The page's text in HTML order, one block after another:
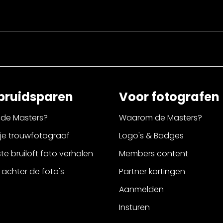
Masters?
trouwfotograaf
bruiloft foto verhalen
achter de foto's
Voor fotografen
Waarom de Masters?
Logo's & Badges
Members content
Partner kortingen
Aanmelden
Insturen